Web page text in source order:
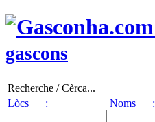
gascons
Recherche / Cèrca...
Lòcs :
Noms :